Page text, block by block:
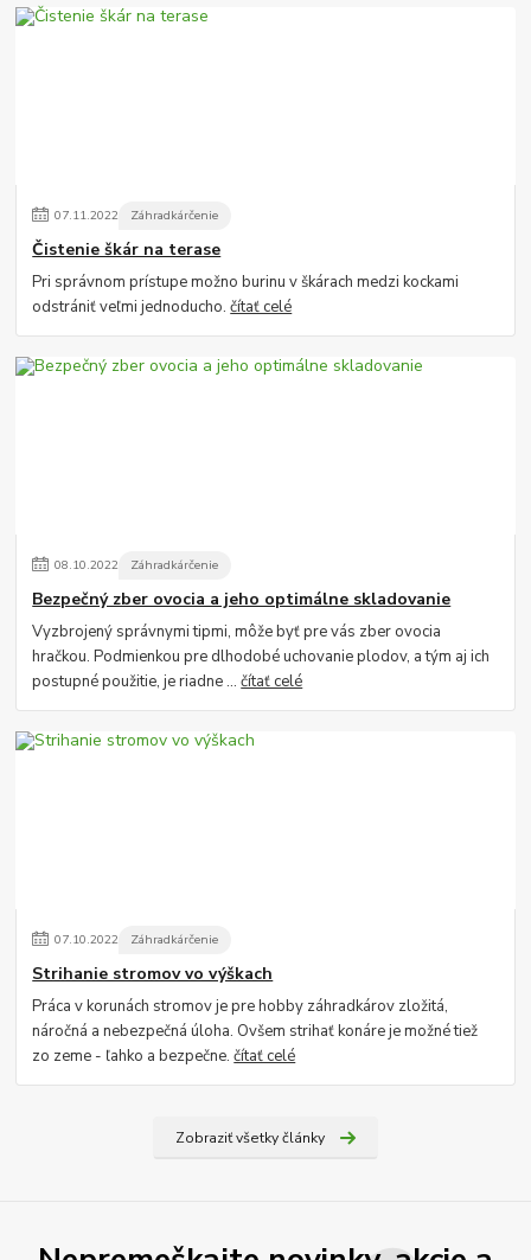
07.11.2022 Záhradkárčenie
Čistenie škár na terase
Pri správnom prístupe možno burinu v škárach medzi kockami
odstrániť veľmi jednoducho.čítať celé
08.10.2022 Záhradkárčenie
Bezpečný zber ovocia a jeho optimálne skladovanie
Vyzbrojený správnymi tipmi, môže byť pre vás zber ovocia
hračkou. Podmienkou pre dlhodobé uchovanie plodov, a tým aj ich
postupné použitie, je riadne ...čítať celé
07.10.2022 Záhradkárčenie
Strihanie stromov vo výškach
Práca v korunách stromov je pre hobby záhradkárov zložitá,
náročná a nebezpečná úloha. Ovšem strihať konáre je možné tiež
zo zeme - ľahko a bezpečne.čítať celé
Zobraziť všetky články